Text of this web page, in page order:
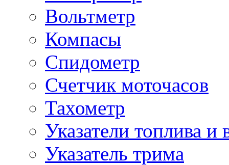
Вольтметр
Компасы
Спидометр
Счетчик моточасов
Тахометр
Указатели топлива и
Указатель трима